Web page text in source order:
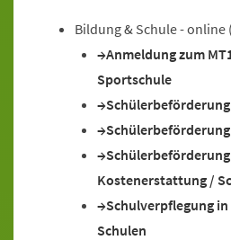
Bildung & Schule - online
Anmeldung zum
Sportschule
Schülerbeförderung
Kostenerstattung /
Schulverpflegung
Schulen